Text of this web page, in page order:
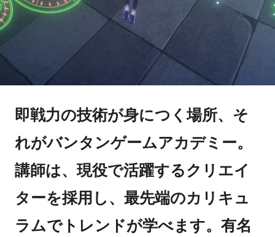
即戦力の技術が身につく場所、そ
れがバンタンゲームアカデミー。
講師は、現役で活躍するクリエイ
ターを採用し、最先端のカリキュ
ラムでトレンドが学べます。有名